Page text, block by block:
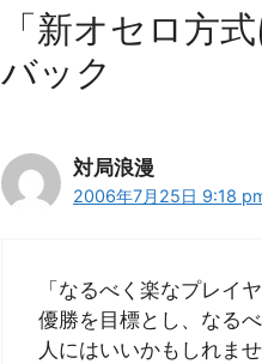
「新オセロ方
バック
対局浪漫
2006年7月25日 9:18
「なるべく楽なプレイ
優勝を目標とし、なる
人にはいいかもしれま